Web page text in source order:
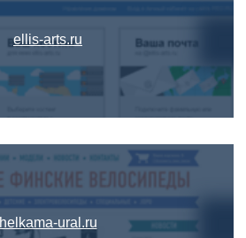
ellis-arts.ru
helkama-ural.ru